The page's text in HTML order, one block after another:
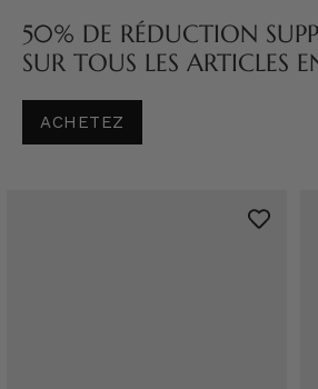
50% DE RÉDUCTION
SUR TOUS LES ARTICLES
ACHETEZ